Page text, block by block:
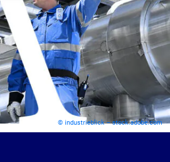
© industrieblick – stock.adobe.com